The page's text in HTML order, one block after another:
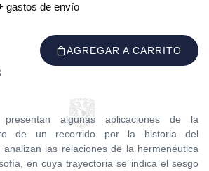
gastos de envío
AGREGAR A CARRITO
algunas aplicaciones de la
de un recorrido por la historia del
analizan las relaciones de la hermenéutica
en cuya trayectoria se indica el sesgo